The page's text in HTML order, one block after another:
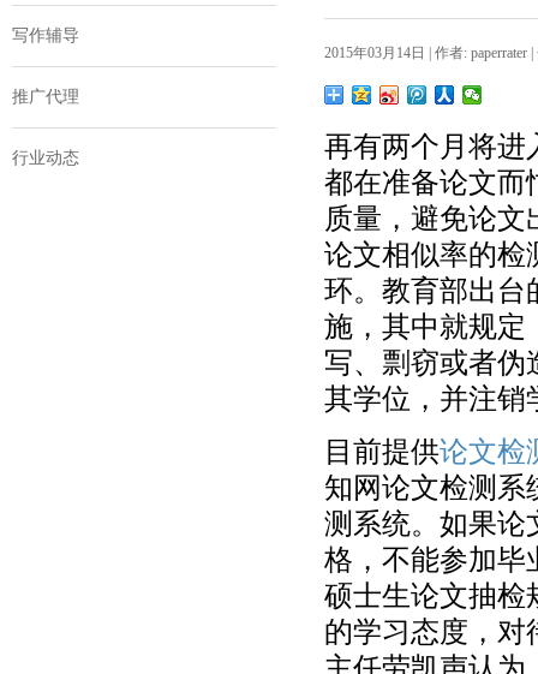
写作辅导
推广代理
行业动态
2015年03月14日 | 作者: paperrater
再有两个月将进
都在准备论文而
质量，避免论
论文相似率的检
环。教育部出台
施，其中就规定
写、剽窃或者伪
其学位，并注销
目前提供论文检
知网论文检测系
测系统。如果论
格，不能参加毕
硕士生论文抽检
的学习态度，对
主任劳凯声认为